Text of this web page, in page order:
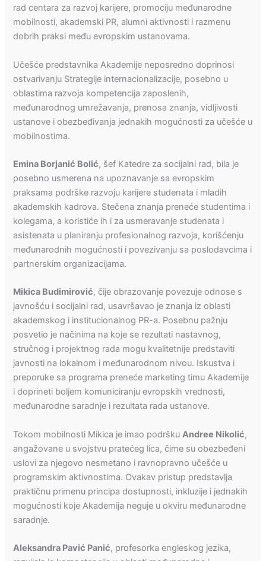
rad centara za razvoj karijere, promociju međunarodne
mobilnosti, akademski PR, alumni aktivnosti i razmenu
dobrih praksi među evropskim ustanovama.
Učešće predstavnika Akademije neposredno doprinosi
ostvarivanju Strategije internacionalizacije, posebno u
oblastima razvoja kompetencija zaposlenih,
međunarodnog umrežavanja, prenosa znanja, vidljivosti
ustanove i obezbeđivanja jednakih mogućnosti za učešće u
mobilnostima.
Emina Borjanić Bolić, šef Katedre za socijalni rad, bila je
posebno usmerena na upoznavanje sa evropskim
praksama podrške razvoju karijere studenata i mladih
akademskih kadrova. Stečena znanja preneće studentima i
kolegama, a koristiće ih i za usmeravanje studenata i
asistenata u planiranju profesionalnog razvoja, korišćenju
međunarodnih mogućnosti i povezivanju sa poslodavcima i
partnerskim organizacijama.
Mikica Budimirović, čije obrazovanje povezuje odnose s
javnošću i socijalni rad, usavršavao je znanja iz oblasti
akademskog i institucionalnog PR-a. Posebnu pažnju
posvetio je načinima na koje se rezultati nastavnog,
stručnog i projektnog rada mogu kvalitetnije predstaviti
javnosti na lokalnom i međunarodnom nivou. Iskustva i
preporuke sa programa preneće marketing timu Akademije
i doprineti boljem komuniciranju evropskih vrednosti,
međunarodne saradnje i rezultata rada ustanove.
Tokom mobilnosti Mikica je imao podrškuAndree Nikolić,
angažovane u svojstvu pratećeg lica, čime su obezbeđeni
uslovi za njegovo nesmetano i ravnopravno učešće u
programskim aktivnostima. Ovakav pristup predstavlja
praktičnu primenu principa dostupnosti, inkluzije i jednakih
mogućnosti koje Akademija neguje u okviru međunarodne
saradnje.
Aleksandra Pavić Panić, profesorka engleskog jezika,